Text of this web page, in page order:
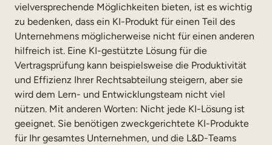
vielversprechende Möglichkeiten bieten, ist es wichtig
zu bedenken, dass ein KI-Produkt für einen Teil des
Unternehmens möglicherweise nicht für einen anderen
hilfreich ist. Eine KI-gestützte Lösung für die
Vertragsprüfung kann beispielsweise die Produktivität
und Effizienz Ihrer Rechtsabteilung steigern, aber sie
wird dem Lern- und Entwicklungsteam nicht viel
nützen. Mit anderen Worten: Nicht jede KI-Lösung ist
geeignet. Sie benötigen zweckgerichtete KI-Produkte
für Ihr gesamtes Unternehmen, und die L&D-Teams